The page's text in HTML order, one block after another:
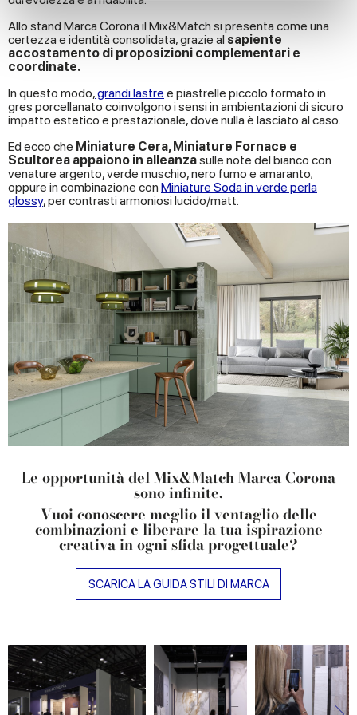
We use cookies to personalise content and ads, to
provide social media features and to analyse our traffic.
We also share information about your use of our site with
may combine it with other information that you’ve
provided to them or that they’ve collected from your use
Allo stand Marca Corona il Mix&Match si presenta come una
certezza e identità consolidata, grazie al sapiente
accostamento di proposizioni complementari e
coordinate.
In questo modo,grandi lastre e piastrelle piccolo formato in
gres porcellanato coinvolgono i sensi in ambientazioni di sicuro
impatto estetico e prestazionale, dove nulla è lasciato al caso.
Ed ecco che Miniature Cera, Miniature Fornace e
Scultorea appaiono in alleanzasulle note del bianco con
venature argento, verde muschio, nero fumo e amaranto;
oppure in combinazione con Miniature Soda in verde perla
glossy, per contrasti armoniosi lucido/matt.
Le opportunità del Mix&Match Marca Corona
sono infinite.
Vuoi conoscere meglio il ventaglio delle
combinazioni e liberare la tua ispirazione
creativa in ogni sfida progettuale?
SCARICA LA GUIDA STILI DI MARCA